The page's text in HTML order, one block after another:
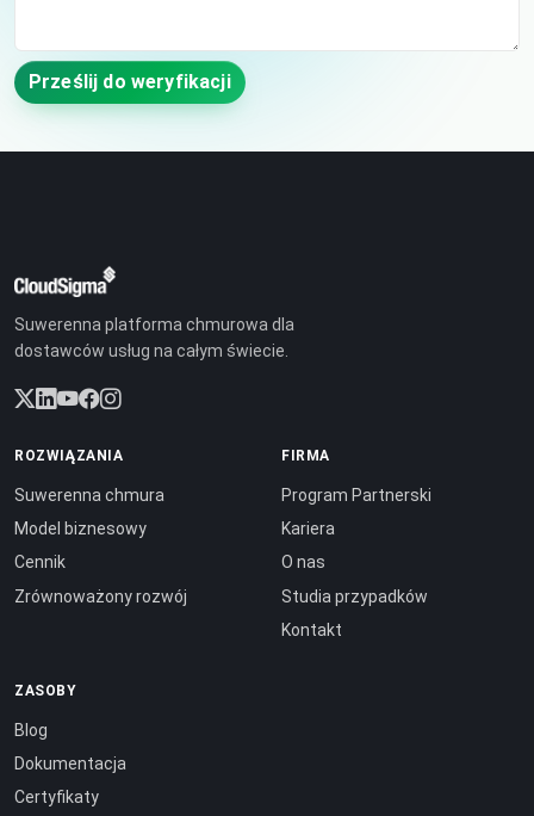
Prześlij do weryfikacji
Suwerenna platforma chmurowa dla
dostawców usług na całym świecie.
ROZWIĄZANIA
Suwerenna chmura
Model biznesowy
Cennik
Zrównoważony rozwój
FIRMA
Program Partnerski
Kariera
O nas
Studia przypadków
Kontakt
ZASOBY
Blog
Dokumentacja
Certyfikaty